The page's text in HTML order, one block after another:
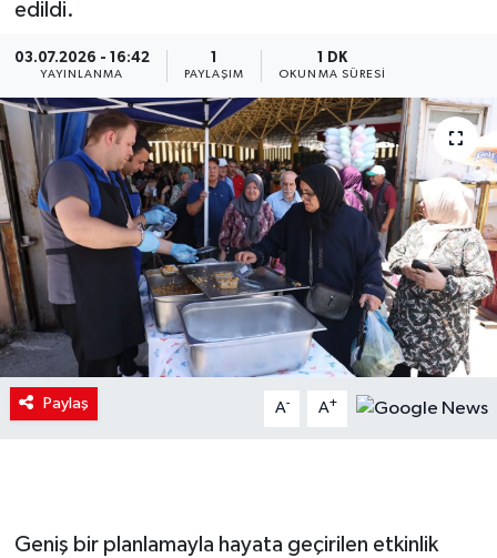
edildi.
03.07.2026 - 16:42
YAYINLANMA PAYLAŞIM
1 DK
OKUNMA SÜRESI
Paylaş A- A+
Geniş bir planlamayla hayata geçirilen etkinlik